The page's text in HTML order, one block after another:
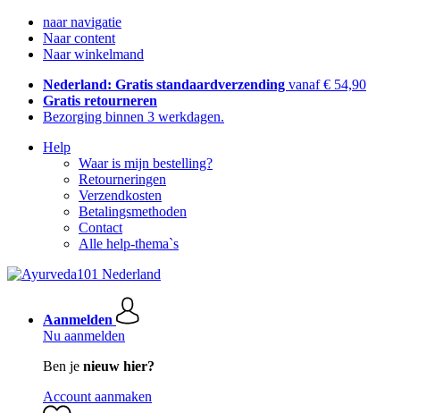
naar navigatie
Naar content
Naar winkelmand
Nederland: Gratis standaardverzending vanaf € 54,90
Gratis retourneren
Bezorging binnen 3 werkdagen.
Help
Waar is mijn bestelling?
Retourneringen
Verzendkosten
Betalingsmethoden
Contact
Alle help-thema`s
Aanmelden
Nu aanmelden
Ben je nieuw hier?
Account aanmaken